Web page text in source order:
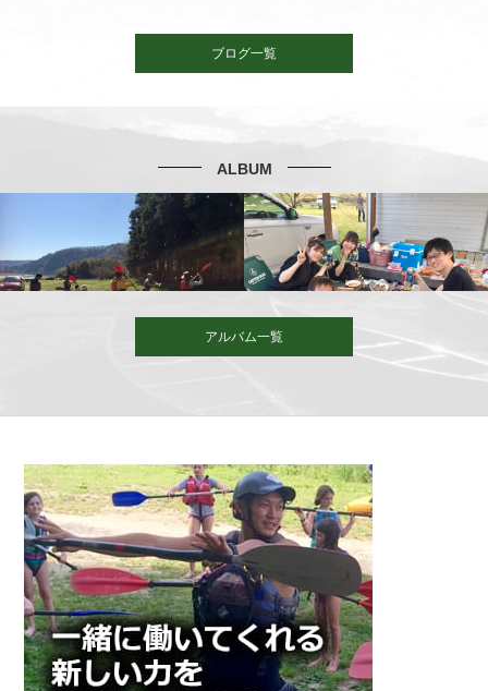
ブログ一覧
ALBUM
アルバム一覧